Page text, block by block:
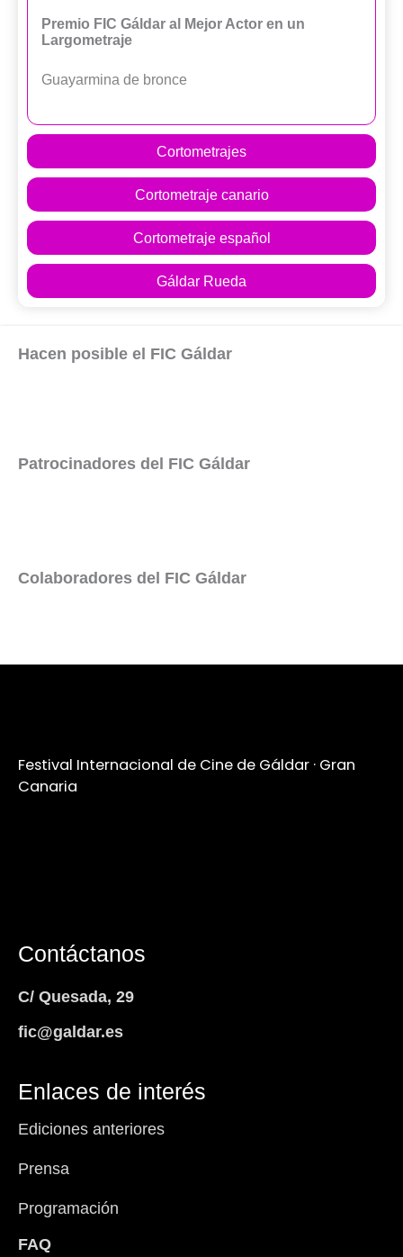
Cortometrajes
Cortometraje canario
Cortometraje español
Gáldar Rueda
Premio FIC Gáldar al Mejor Actor en un
Largometraje
Guayarmina de bronce
Hacen posible el FIC Gáldar
Patrocinadores del FIC Gáldar
Colaboradores del FIC Gáldar
Festival Internacional de Cine de Gáldar · Gran
Canaria
Contáctanos
C/ Quesada, 29
fic@galdar.es
Enlaces de interés
Ediciones anteriores
Prensa
Programación
FAQ